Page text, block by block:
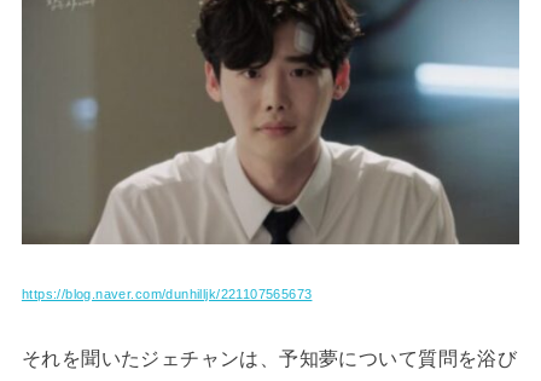
https://blog.naver.com/dunhilljk/221107565673
それを聞いたジェチャンは、予知夢について質問を浴び